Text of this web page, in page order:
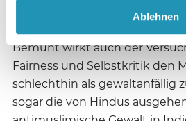
Ablehnen
Bemüht wirkt auch der
Fairness und Selbstkritik den
schlechthin als gewaltanfällig
sogar die von Hindus